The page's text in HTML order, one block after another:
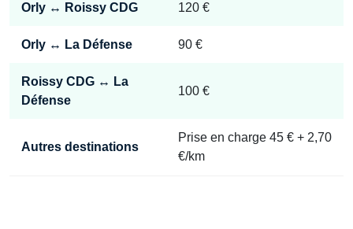
Orly ↔ Roissy CDG 120 €
Orly ↔ La Défense 90 €
Roissy CDG ↔ La
Défense
100 €
Autres destinations
Prise en charge 45 € + 2,70
€/km